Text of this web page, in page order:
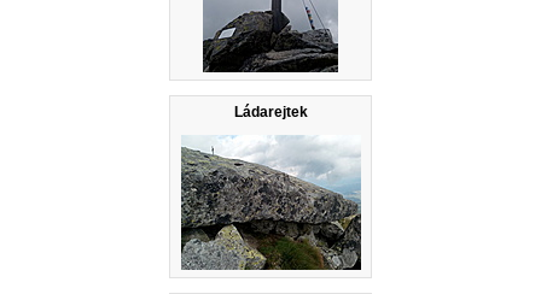
Ládarejtek